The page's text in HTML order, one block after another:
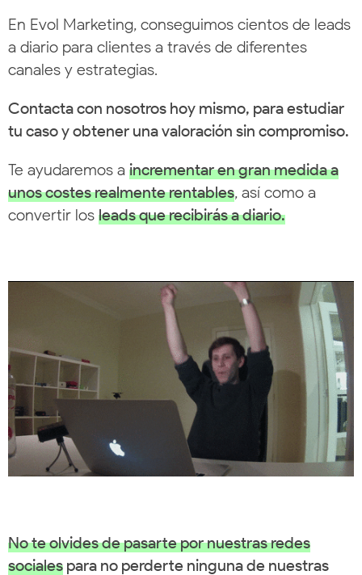
En Evol Marketing, conseguimos cientos de leads
a diario para clientes a través de diferentes
canales y estrategias.
Contacta con nosotros hoy mismo, para estudiar
tu caso y obtener una valoración sin compromiso.
Te ayudaremos a incrementar en gran medida a
unos costes realmente rentables, así como a
convertir los leads que recibirás a diario.
No te olvides de pasarte por nuestras redes
sociales para no perderte ninguna de nuestras